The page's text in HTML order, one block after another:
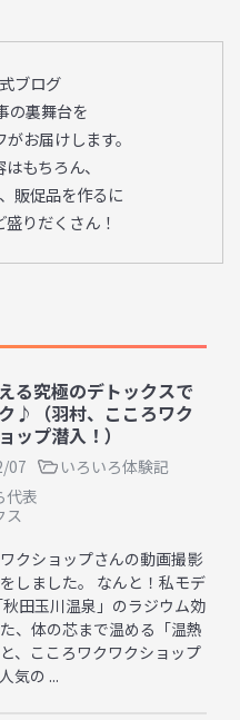
ブログ
の裏舞台を
お届けします。
もちろん、
販促品を作るに
りだくさん！
る究極のデトックスで
♪（羽村、こころワク
ップ潜入！）
07
いろいろ体験記
代表
ス
クショップさんの動画撮影
しました。 なんと！私モデ
田玉川温泉」のラジウム効
、体の芯まで温める「温熱
、こころワクワクショップ
気の ...